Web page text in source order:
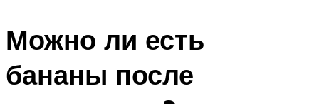
Можно ли есть
бананы после